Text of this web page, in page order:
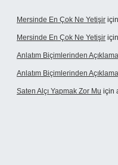
Mersinde En Çok Ne Yetişir için
Mersinde En Çok Ne Yetişir için
Anlatım Biçimlerinden
Anlatım Biçimlerinden
Saten Alçı Yapmak Zor Mu için